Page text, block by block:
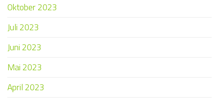
Oktober 2023
Juli 2023
Juni 2023
Mai 2023
April 2023